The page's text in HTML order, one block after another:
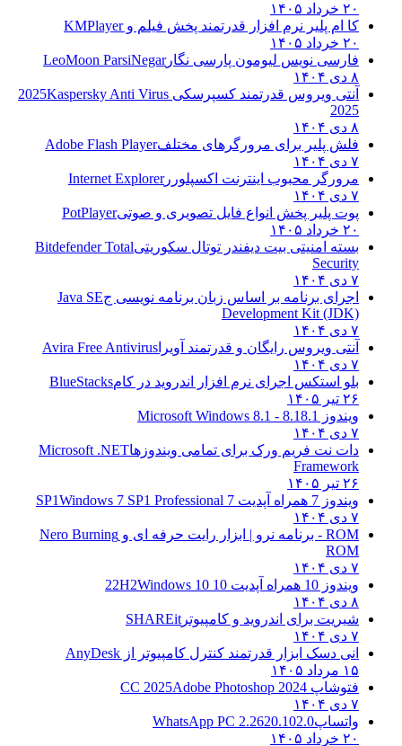
کا ام پلیر نرم افزار قدرتمند پخش فیلم و KMPlayer
فارسی نویس لیومون پارسی نگارLeoMoon ParsiNegar
آنتی ویروس قدرتمند کسپرسکی 2025Kaspersky Anti Virus
فلش پلیر برای مرورگرهای مختلف Adobe Flash Player
مرورگر محبوب اینترنت اکسپلوررInternet Explorer
پوت پلیر پخش انواع فایل تصویری و صوتیPotPlayer
بسته امنیتی بیت دیفندر توتال سکوریتیBitdefender Total
Security
اجرای برنامه بر اساس زبان برنامه نویسی جJava SE
Development Kit (JDK)
آنتی ویروس رایگان و قدرتمند آویراAvira Free Antivirus
بلو استکس اجرای نرم افزار اندروید در کام BlueStacks
ویندوز 8.1 8.1 - Microsoft Windows 8.1
دات نت فریم ورک برای تمامی ویندوزهاMicrosoft .NET
Framework
ویندوز 7 همراه آپدیت 7 SP1
Windows 7 SP1 Professional
ROM - برنامه نرو | ابزار رایت حرفه ای و
Nero Burning
ویندوز 10 همراه آپدیت 10 22H2
Windows 10
شیریت برای اندروید و کامپیوترSHAREit
انی دسک ابزار قدرتمند کنترل کامپیوتر ازAnyDesk
فتوشاپ CC 2025Adobe Photoshop 2024
واتساپWhatsApp PC 2.2620.102.0